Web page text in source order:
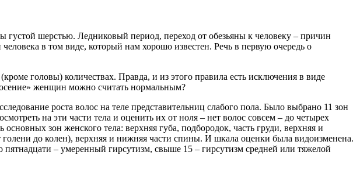
густой шерстью. Ледниковый период, переход от обезьяны к человеку – причин
в том виде, который нам хорошо известен. Речь в первую очередь о
головы) количествах. Правда, и из этого правила есть исключения в виде
женщин можно считать нормальным?
роста волос на теле представительниц слабого пола. Было выбрано 11 зон
на эти части тела и оценить их от ноля – нет волос совсем – до четырех
зон женского тела: верхняя губа, подбородок, часть груди, верхняя и
голени до колен), верхняя и нижняя части спины. И шкала оценки была видоизменена.
– умеренный гирсутизм, свыше 15 – гирсутизм средней или тяжелой